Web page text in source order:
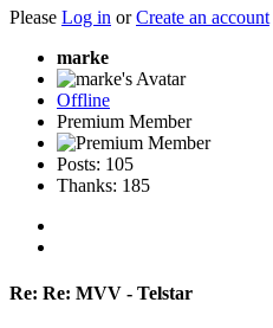
Please Log in orCreate an account
marke
Offline
Premium Member
Posts: 105
Thanks: 185
Re: Re: MVV - Telstar